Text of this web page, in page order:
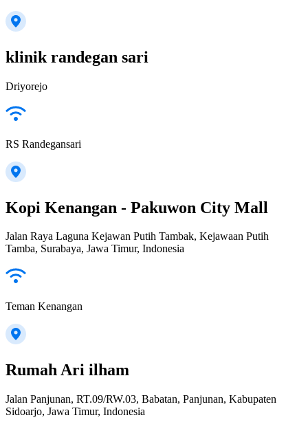
klinik randegan sari
Driyorejo
RS Randegansari
Kopi Kenangan - Pakuwon City Mall
Jalan Raya Laguna Kejawan Putih Tambak, Kejawaan Putih
Tamba, Surabaya, Jawa Timur, Indonesia
Teman Kenangan
Rumah Ari ilham
Jalan Panjunan, RT.09/RW.03, Babatan, Panjunan, Kabupaten
Sidoarjo, Jawa Timur, Indonesia